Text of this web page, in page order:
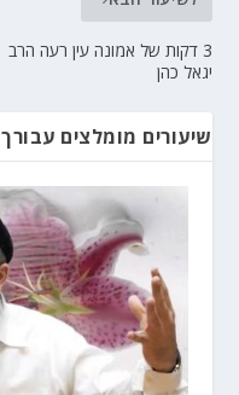
3 דקות של אמונה עין רעה הרב
יגאל כהן
שיעורים מומלצים עבורך